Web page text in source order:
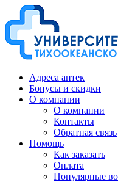
Адреса аптек
Бонусы и скидки
О компании
О компании
Контакты
Обратная связь
Помощь
Как заказать
Оплата
Популярные